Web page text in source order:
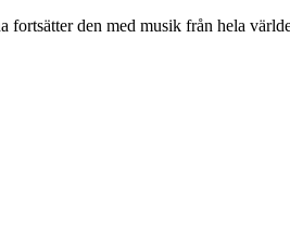
den med musik från hela